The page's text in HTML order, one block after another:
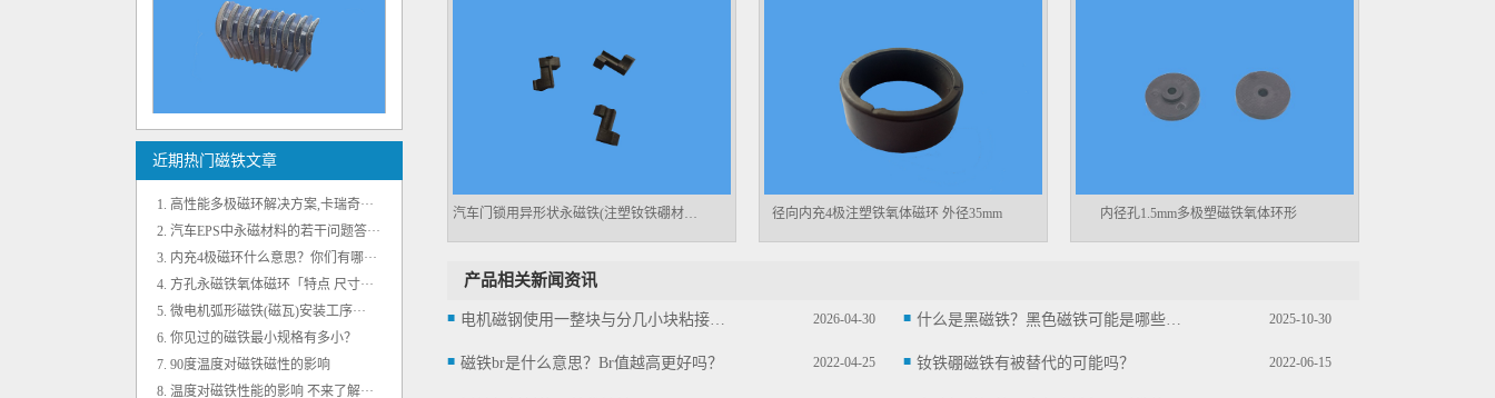
N40H钕铁硼磁瓦磁钢片 可出口国外
N35EH黑色环氧强力磁瓦 耐温200℃
近期热门磁铁文章
高性能多极磁环解决方案,卡瑞奇···
汽车EPS中永磁材料的若干问题答···
内充4极磁环什么意思？你们有哪···
方孔永磁铁氧体磁环「特点 尺寸···
微电机弧形磁铁(磁瓦)安装工序···
你见过的磁铁最小规格有多小？
90度温度对磁铁磁性的影响
温度对磁铁性能的影响 不来了解···
汽车门锁用异形状永磁铁(注塑钕铁硼材料) 径向内充4极注塑铁氧体磁环 外径35mm 内径孔1.5mm多极塑磁铁氧体环形
产品相关新闻资讯
电机磁钢使用一整块与分几小块粘接有什么区别？ 2026-04-30 什么是黑磁铁？黑色磁铁可能是哪些材料？ 2025-10-30
磁铁br是什么意思？Br值越高更好吗？ 2022-04-25 钕铁硼磁铁有被替代的可能吗？ 2022-06-15